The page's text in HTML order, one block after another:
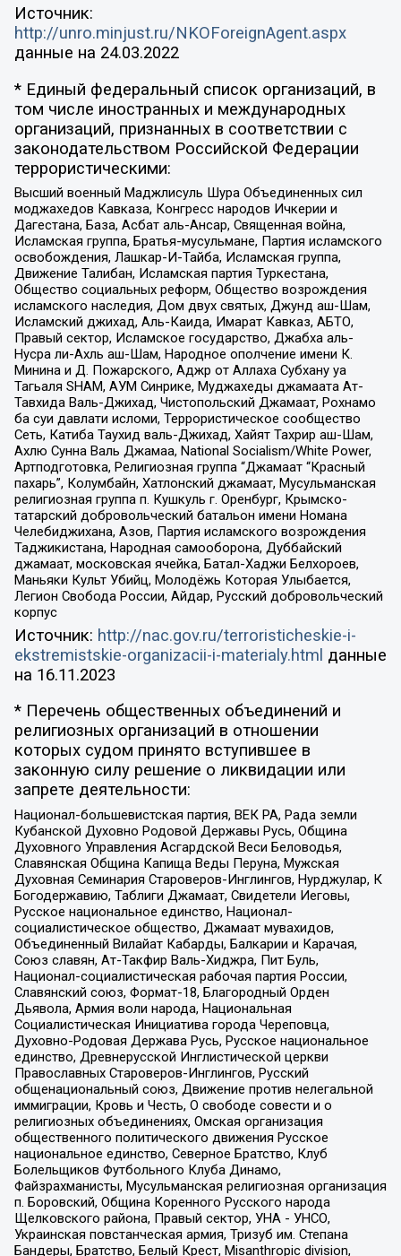
Источник:
http://unro.minjust.ru/NKOForeignAgent.aspx
данные на 24.03.2022
* Единый федеральный список организаций, в
том числе иностранных и международных
организаций, признанных в соответствии с
законодательством Российской Федерации
террористическими:
Высший военный Маджлисуль Шура Объединенных сил
моджахедов Кавказа, Конгресс народов Ичкерии и
Дагестана, База, Асбат аль-Ансар, Священная война,
Исламская группа, Братья-мусульмане, Партия исламского
освобождения, Лашкар-И-Тайба, Исламская группа,
Движение Талибан, Исламская партия Туркестана,
Общество социальных реформ, Общество возрождения
исламского наследия, Дом двух святых, Джунд аш-Шам,
Исламский джихад, Аль-Каида, Имарат Кавказ, АБТО,
Правый сектор, Исламское государство, Джабха аль-
Нусра ли-Ахль аш-Шам, Народное ополчение имени К.
Минина и Д. Пожарского, Аджр от Аллаха Субхану уа
Тагьаля SHAM, АУМ Синрике, Муджахеды джамаата Ат-
Тавхида Валь-Джихад, Чистопольский Джамаат, Рохнамо
ба суи давлати исломи, Террористическое сообщество
Сеть, Катиба Таухид валь-Джихад, Хайят Тахрир аш-Шам,
Ахлю Сунна Валь Джамаа, National Socialism/White Power,
Артподготовка, Религиозная группа “Джамаат “Красный
пахарь”, Колумбайн, Хатлонский джамаат, Мусульманская
религиозная группа п. Кушкуль г. Оренбург, Крымско-
татарский добровольческий батальон имени Номана
Челебиджихана, Азов, Партия исламского возрождения
Таджикистана, Народная самооборона, Дуббайский
джамаат, московская ячейка, Батал-Хаджи Белхороев,
Маньяки Культ Убийц, Молодёжь Которая Улыбается,
Легион Свобода России, Айдар, Русский добровольческий
корпус
Источник: http://nac.gov.ru/terroristicheskie-i-
ekstremistskie-organizacii-i-materialy.html данные
на 16.11.2023
* Перечень общественных объединений и
религиозных организаций в отношении
которых судом принято вступившее в
законную силу решение о ликвидации или
запрете деятельности:
Национал-большевистская партия, ВЕК РА, Рада земли
Кубанской Духовно Родовой Державы Русь, Община
Духовного Управления Асгардской Веси Беловодья,
Славянская Община Капища Веды Перуна, Мужская
Духовная Семинария Староверов-Инглингов, Нурджулар, К
Богодержавию, Таблиги Джамаат, Свидетели Иеговы,
Русское национальное единство, Национал-
социалистическое общество, Джамаат мувахидов,
Объединенный Вилайат Кабарды, Балкарии и Карачая,
Союз славян, Ат-Такфир Валь-Хиджра, Пит Буль,
Национал-социалистическая рабочая партия России,
Славянский союз, Формат-18, Благородный Орден
Дьявола, Армия воли народа, Национальная
Социалистическая Инициатива города Череповца,
Духовно-Родовая Держава Русь, Русское национальное
единство, Древнерусской Инглистической церкви
Православных Староверов-Инглингов, Русский
общенациональный союз, Движение против нелегальной
иммиграции, Кровь и Честь, О свободе совести и о
религиозных объединениях, Омская организация
общественного политического движения Русское
национальное единство, Северное Братство, Клуб
Болельщиков Футбольного Клуба Динамо,
Файзрахманисты, Мусульманская религиозная организация
п. Боровский, Община Коренного Русского народа
Щелковского района, Правый сектор, УНА - УНСО,
Украинская повстанческая армия, Тризуб им. Степана
Бандеры, Братство, Белый Крест, Misanthropic division,